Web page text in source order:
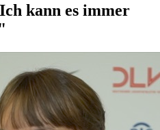
kann es immer